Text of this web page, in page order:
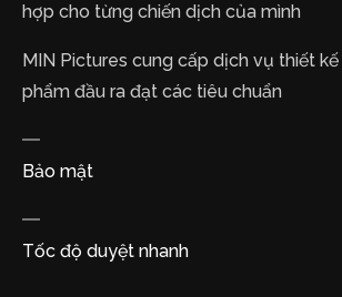
hợp cho từng chiến dịch của mình
MIN Pictures cung cấp dịch vụ thiết
phẩm đầu ra đạt các tiêu chuẩn
Bảo mật
Tốc độ duyệt nhanh